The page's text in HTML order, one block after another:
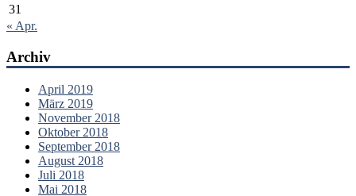
31
« Apr.
Archiv
April 2019
März 2019
November 2018
Oktober 2018
September 2018
August 2018
Juli 2018
Mai 2018